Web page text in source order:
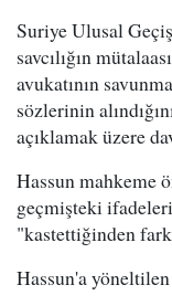
Suriye Ulusal
savcılığın
avukatının
sözlerinin
açıklamak üzere
Hassun mahkeme
geçmişteki
"kastettiğinden
Hassun'a